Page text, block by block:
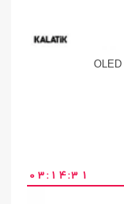
0
0
3
3
: 1
1
4
4
:3
3
0
1